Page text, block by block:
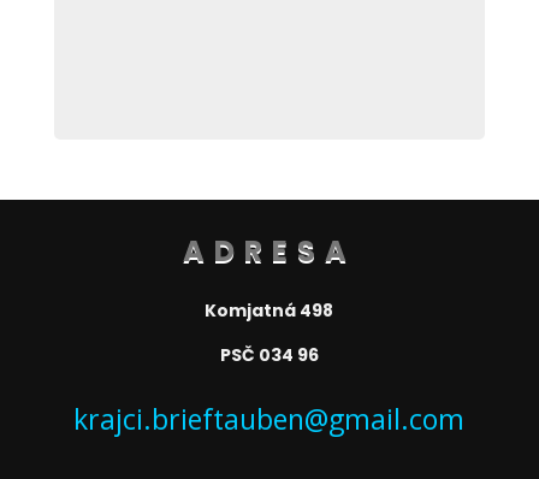
ADRESA
Komjatná 498
PSČ 034 96
krajci.brieftauben@gmail.com